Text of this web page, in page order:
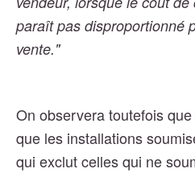
paraît pas disproportionné
vente."
On observera toutefois
que les installations
qui exclut celles qui ne